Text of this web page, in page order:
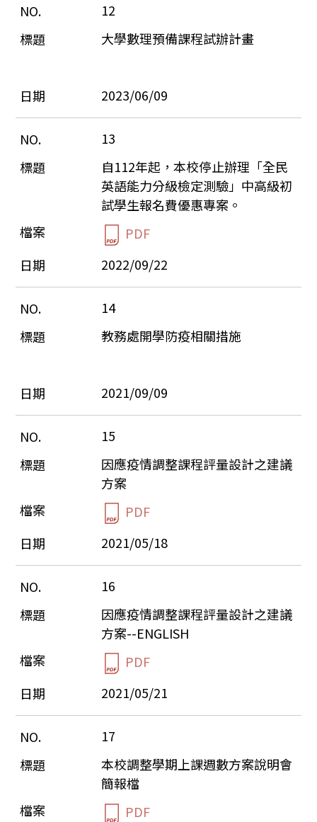
12
大學數理預備課程試辦計畫
2023/06/09
13
自112年起，本校停止辦理「全民
英語能力分級檢定測驗」中高級初
試學生報名費優惠專案。
PDF
2022/09/22
14
教務處開學防疫相關措施
2021/09/09
15
因應疫情調整課程評量設計之建議
方案
PDF
2021/05/18
16
因應疫情調整課程評量設計之建議
方案--ENGLISH
PDF
2021/05/21
17
本校調整學期上課週數方案說明會
簡報檔
PDF